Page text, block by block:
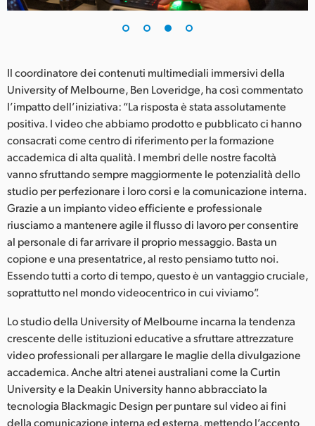
Il coordinatore dei contenuti multimediali immersivi della
University of Melbourne, Ben Loveridge, ha così commentato
l’impatto dell’iniziativa: “La risposta è stata assolutamente
positiva. I video che abbiamo prodotto e pubblicato ci hanno
consacrati come centro di riferimento per la formazione
accademica di alta qualità. I membri delle nostre facoltà
vanno sfruttando sempre maggiormente le potenzialità dello
studio per perfezionare i loro corsi e la comunicazione interna.
Grazie a un impianto video efficiente e professionale
riusciamo a mantenere agile il flusso di lavoro per consentire
al personale di far arrivare il proprio messaggio. Basta un
copione e una presentatrice, al resto pensiamo tutto noi.
Essendo tutti a corto di tempo, questo è un vantaggio cruciale,
soprattutto nel mondo videocentrico in cui viviamo”.
Lo studio della University of Melbourne incarna la tendenza
crescente delle istituzioni educative a sfruttare attrezzature
video professionali per allargare le maglie della divulgazione
accademica. Anche altri atenei australiani come la Curtin
University e la Deakin University hanno abbracciato la
tecnologia Blackmagic Design per puntare sul video ai fini
della comunicazione interna ed esterna, mettendo l’accento